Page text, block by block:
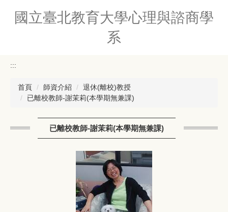
國立臺北教育大學心理與諮商學
系
:::
首頁 師資介紹
退休(離校)教授
已離校教師-謝茉莉(本學期無兼課)
已離校教師-謝茉莉(本學期無兼課)